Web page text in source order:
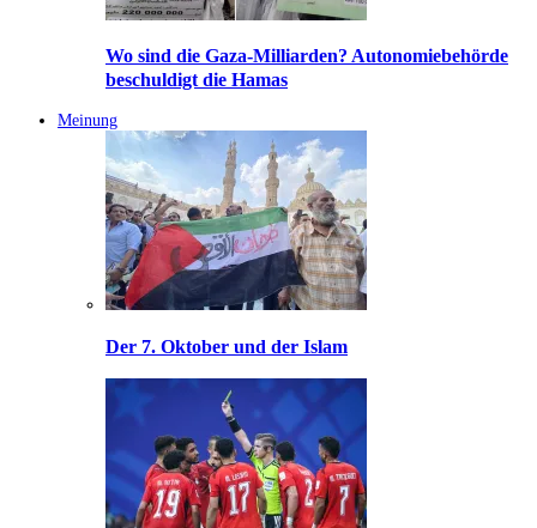
Wo sind die Gaza-Milliarden? Autonomiebehörde
beschuldigt die Hamas
Meinung
Der 7. Oktober und der Islam